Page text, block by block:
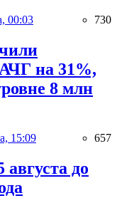
00:03 730
на 31%,
8 млн
15:09 657
до